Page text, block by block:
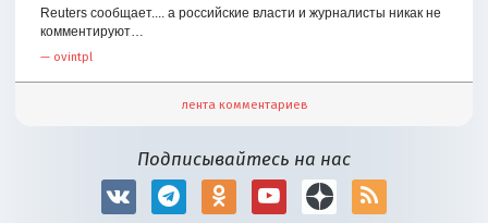
Reuters сообщает.... а российские власти и журналисты никак не
комментируют…
— ovintpl
лента комментариев
Подписывайтесь на нас